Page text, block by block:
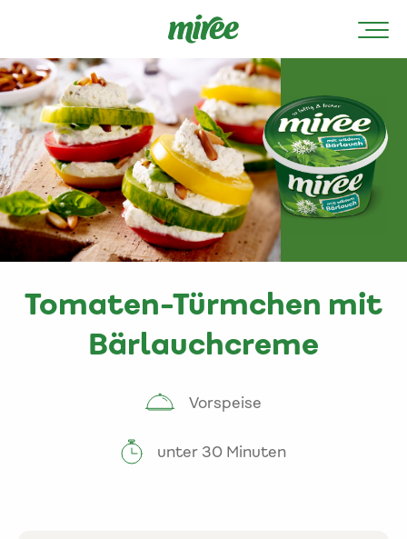
Tomaten-Türmchen mit
Bärlauchcreme
Vorspeise
unter 30 Minuten